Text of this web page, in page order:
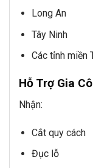
Long An
Tây Ninh
Các tỉnh miền
Hỗ Trợ Gia
Nhận:
Cắt quy cách
Đục lỗ